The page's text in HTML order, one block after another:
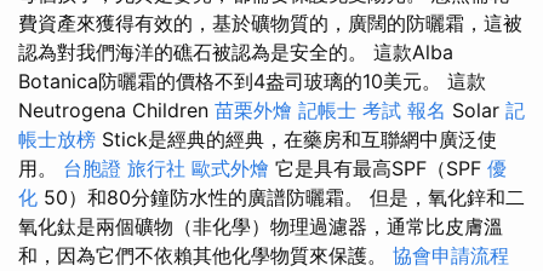
費資產來獲得有效的，基於礦物質的，廣闊的防曬霜，這被
認為對我們海洋的礁石被認為是安全的。 這款Alba
Botanica防曬霜的價格不到4盎司玻璃的10美元。 這款
Neutrogena Children 苗栗外燴 記帳士 考試 報名 Solar 記
帳士放榜 Stick是經典的經典，在藥房和互聯網中廣泛使
用。 台胞證 旅行社 歐式外燴 它是具有最高SPF（SPF 優
化 50）和80分鐘防水性的廣譜防曬霜。 但是，氧化鋅和二
氧化鈦是兩個礦物（非化學）物理過濾器，通常比皮膚溫
和，因為它們不依賴其他化學物質來保護。 協會申請流程